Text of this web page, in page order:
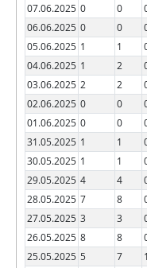
07.06.2025 0 0
06.06.2025 0 0
05.06.2025 1 1
04.06.2025 1 2
03.06.2025 2 2
02.06.2025 0 0
01.06.2025 0 0
31.05.2025 1 1
30.05.2025 1 1
29.05.2025 4 4
28.05.2025 7 8
27.05.2025 3 3
26.05.2025 8 8
25.05.2025 5 7